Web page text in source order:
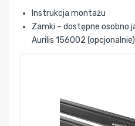
Instrukcja montażu
Zamki – dostępne osobno
Aurilis 156002 (opcjonalnie)